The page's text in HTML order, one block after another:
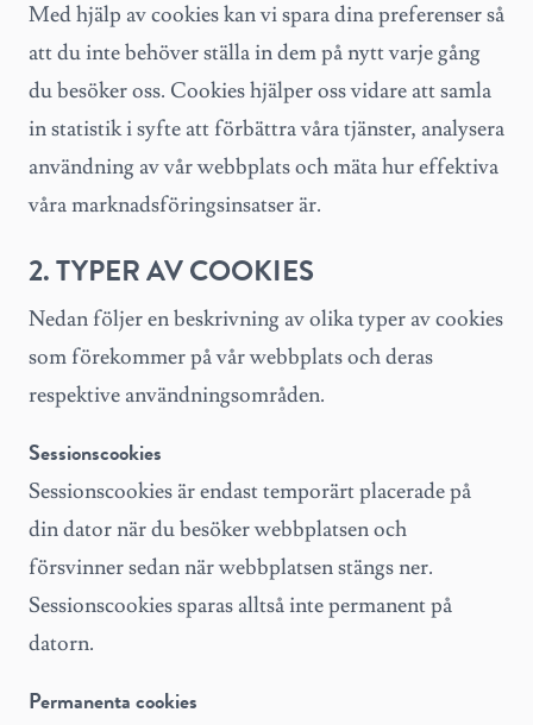
Med hjälp av cookies kan vi spara dina preferenser så
att du inte behöver ställa in dem på nytt varje gång
du besöker oss. Cookies hjälper oss vidare att samla
in statistik i syfte att förbättra våra tjänster, analysera
användning av vår webbplats och mäta hur effektiva
våra marknadsföringsinsatser är.
2. TYPER AV COOKIES
Nedan följer en beskrivning av olika typer av cookies
som förekommer på vår webbplats och deras
respektive användningsområden.
Sessionscookies
Sessionscookies är endast temporärt placerade på
din dator när du besöker webbplatsen och
försvinner sedan när webbplatsen stängs ner.
Sessionscookies sparas alltså inte permanent på
datorn.
Permanenta cookies